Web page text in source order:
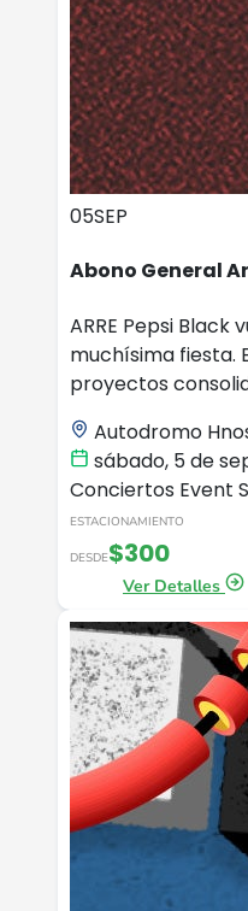
05SEP
Abono General
ARRE Pepsi
muchísima fiesta.
proyectos
Autodromo
sábado, 5 de
Conciertos Event
ESTACIONAMIENTO
DESDE$300
Ver Detalles